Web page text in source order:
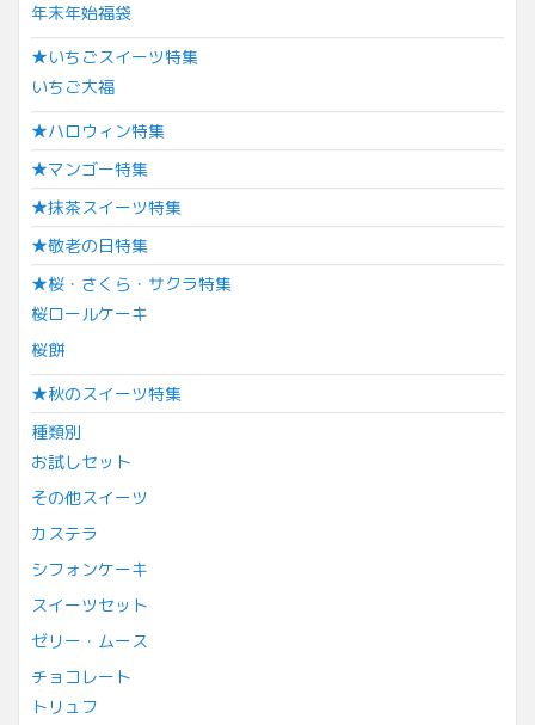
年末年始福袋
★いちごスイーツ特集
いちご大福
★ハロウィン特集
★マンゴー特集
★抹茶スイーツ特集
★敬老の日特集
★桜・さくら・サクラ特集
桜ロールケーキ
桜餅
★秋のスイーツ特集
種類別
お試しセット
その他スイーツ
カステラ
シフォンケーキ
スイーツセット
ゼリー・ムース
チョコレート
トリュフ